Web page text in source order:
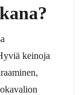
keinoja